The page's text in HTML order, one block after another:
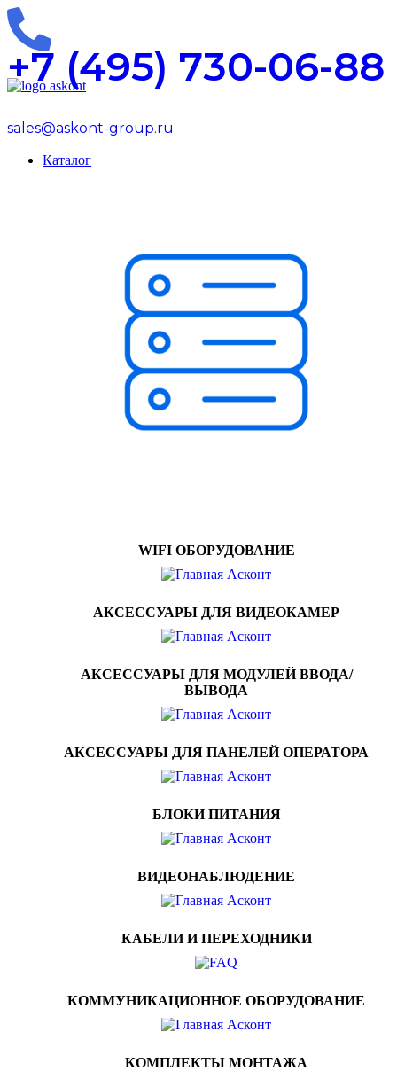
+7 (495) 730-06-88
sales@askont-group.ru
Каталог
WIFI ОБОРУДОВАНИЕ
АКСЕССУАРЫ ДЛЯ ВИДЕОКАМЕР
АКСЕССУАРЫ ДЛЯ МОДУЛЕЙ ВВОДА/
ВЫВОДА
АКСЕССУАРЫ ДЛЯ ПАНЕЛЕЙ ОПЕРАТОРА
БЛОКИ ПИТАНИЯ
ВИДЕОНАБЛЮДЕНИЕ
КАБЕЛИ И ПЕРЕХОДНИКИ
КОММУНИКАЦИОННОЕ ОБОРУДОВАНИЕ
КОМПЛЕКТЫ МОНТАЖА